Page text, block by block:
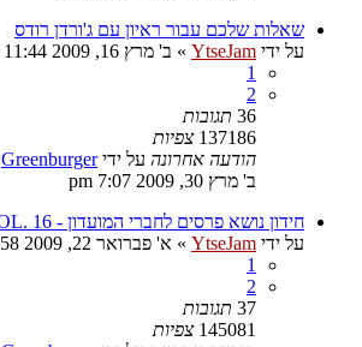
שאלות שלכם עבור ראיון עם ג'ורדן רודס
על ידי YtseJam
» ב' מרץ 16, 2009 11:44 am
1
2
36 תגובות
137186 צפיות
הודעה אחרונה על ידיGreenburger
ב' מרץ 30, 2009 7:07 pm
חידון נושא פרסים לחברי המועדון - VOL. 16
על ידי YtseJam
» א' פברואר 22, 2009 5:58 am
1
2
37 תגובות
145081 צפיות